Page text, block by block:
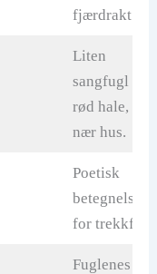
fjærdrakt.
Liten
sangfugl
rød hale,
nær hus.
Poetisk
betegnelse
for
Fuglenes